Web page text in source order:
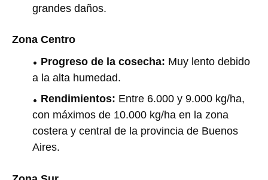
grandes daños.
Zona Centro
Progreso de la cosecha: Muy lento debido
a la alta humedad.
Rendimientos: Entre 6.000 y 9.000 kg/ha,
con máximos de 10.000 kg/ha en la zona
costera y central de la provincia de Buenos
Aires.